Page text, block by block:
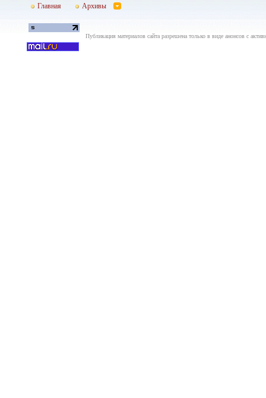
Главная Архивы
Публикация материалов сайта разрешена только в виде анонсов с